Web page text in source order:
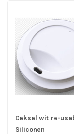
Deksel wit re-
Siliconen